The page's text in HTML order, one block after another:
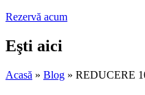
Rezervă acum
Eşti aici
Acasă » Blog » REDUCERE